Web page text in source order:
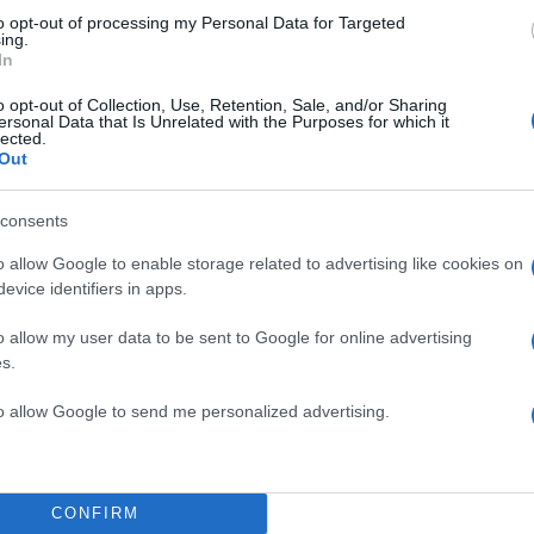
opt-out of processing my Personal Data for Targeted
opt-out of Collection, Use, Retention, Sale, and/or Sharing
Data that Is Unrelated with the Purposes for which it
allow Google to enable storage related to advertising like cookies on
identifiers in apps.
allow my user data to be sent to Google for online advertising
allow Google to send me personalized advertising.
CONFIRM
Νεκρός 39χρονος
γκρεμό στη Γρανίτσα
Ευρυτανίας
ήταν όμως πολύ αργά